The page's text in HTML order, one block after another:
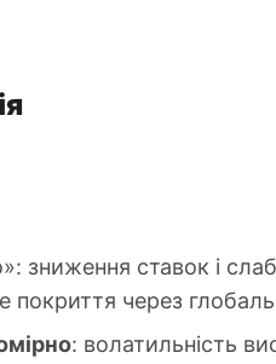
зниження ставок і
через
: волатильність